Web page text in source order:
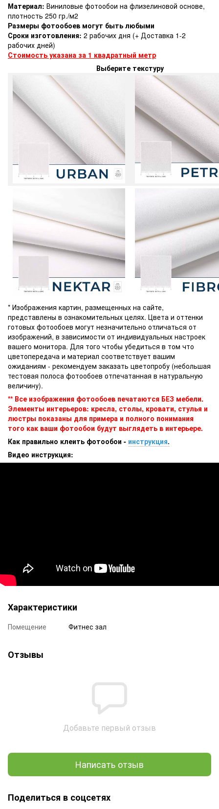
Материал: Виниловые фотообои на флизелиновой основе,
плотность 250 гр./м2
Размеры фотообоев могут быть любыми
Сроки изготовления: 2 рабочих дня (+ Доставка 1-2
рабочих дней)
Стоимость указана за 1 квадратный метр
Выберите текстуру
* Изображения картин, размещенных на сайте,
представлены в ознакомительных целях. Цвета и оттенки
готовых фотообоев могут незначительно отличаться от
изображений, в зависимости от индивидуальных настроек
вашего монитора. Для того чтобы убедиться в том что
цветопередача и материал соответствует вашим
ожиданиям - рекомендуем заказать цветопробу (небольшая
тестовая полоса фотообоев отпечатанная в натуральную
величину).
** Все изображения фотообоев печатаются БЕЗ мебели.
Элементы интерьеров: кресла, столы, кровати, стулья и
люстры показаны для примера и полного понимания
того как ваши фотообои будут выглядеть в интерьере.
Как правильно клеить фотообои - инструкция.
Видео инструкция:
Характеристики
Помещение Фитнес зал
Отзывы
Добавьте первый отзыв
Написать отзыв
Поделиться в соцсетях